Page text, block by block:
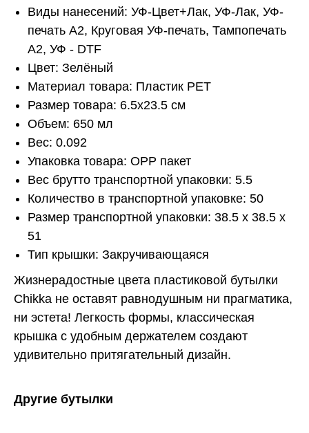
Виды нанесений: УФ-Цвет+Лак, УФ-Лак, УФ-
печать А2, Круговая УФ-печать, Тампопечать
А2, УФ - DTF
Цвет: Зелёный
Материал товара: Пластик PET
Размер товара: 6.5x23.5 см
Объем: 650 мл
Вес: 0.092
Упаковка товара: OPP пакет
Вес брутто транспортной упаковки: 5.5
Количество в транспортной упаковке: 50
Размер транспортной упаковки: 38.5 x 38.5 x
51
Тип крышки: Закручивающаяся
Жизнерадостные цвета пластиковой бутылки
Chikka не оставят равнодушным ни прагматика,
ни эстета! Легкость формы, классическая
крышка с удобным держателем создают
удивительно притягательный дизайн.
Другие бутылки